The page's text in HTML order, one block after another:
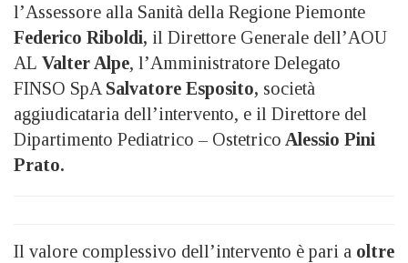
l’Assessore alla Sanità della Regione Piemonte
Federico Riboldi, il Direttore Generale dell’AOU
AL Valter Alpe, l’Amministratore Delegato
FINSO SpA Salvatore Esposito, società
aggiudicataria dell’intervento, e il Direttore del
Dipartimento Pediatrico – Ostetrico Alessio Pini
Prato.
Il valore complessivo dell’intervento è pari a oltre